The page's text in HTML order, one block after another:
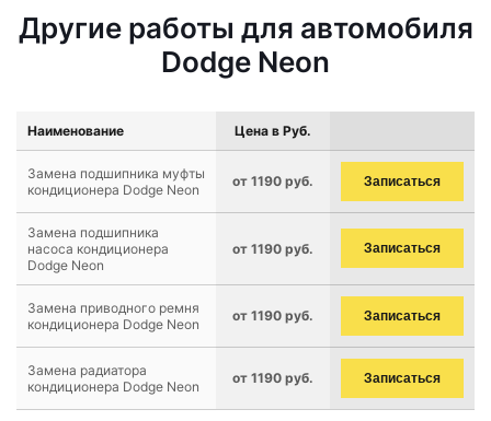
Другие работы для автомобиля
Dodge Neon
Наименование Цена в Руб.
Замена подшипника муфты
кондиционера Dodge Neon
от 1190 руб. Записаться
Замена подшипника
насоса кондиционера
Dodge Neon
от 1190 руб. Записаться
Замена приводного ремня
кондиционера Dodge Neon
от 1190 руб. Записаться
Замена радиатора
кондиционера Dodge Neon
от 1190 руб. Записаться